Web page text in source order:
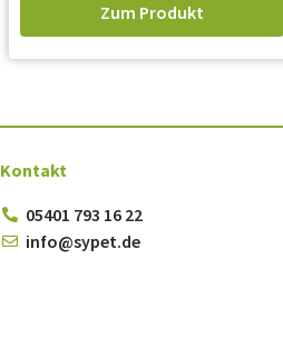
Zum Produkt
Kontakt
05401 793 16 22
info@sypet.de